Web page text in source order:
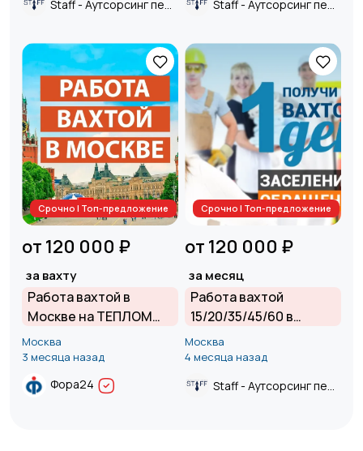
Срочно | Топ-предложение
от 120 000 ₽
за вахту
Работа вахтой в
Москве на ТЕПЛОМ
складе | Проживание и
питание БЕСПЛАТНО |
З/П от 120 000 руб.
Москва
3 месяца назад
Фора24
Срочно | Топ-предложение
от 120 000 ₽
за месяц
Работа вахтой
15/20/35/45/60 в
Москве и Московской
области от прямого
Москва
4 месяца назад